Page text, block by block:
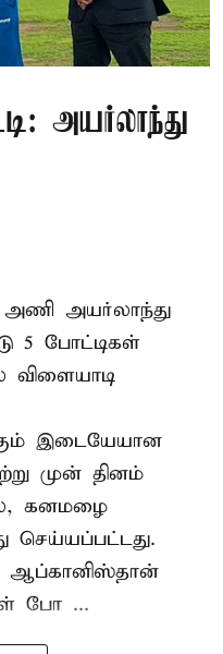
அயர்லாந்து
அணி அயர்லாந்து
5 போட்டிகள்
இடையேயான
முன் தினம்
கனமழை
செய்யப்பட்டது.
ஆப்கானிஸ்தான்
போ ...